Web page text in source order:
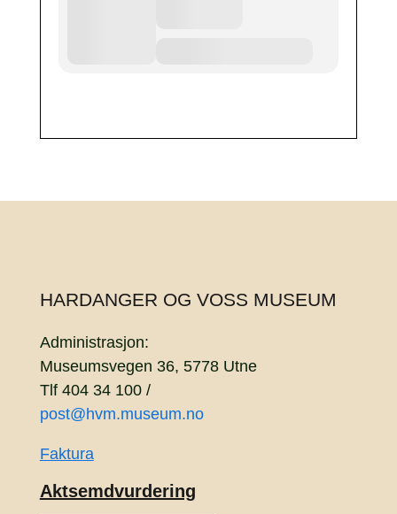
HARDANGER OG VOSS MUSEUM
Administrasjon:
Museumsvegen 36, 5778 Utne
Tlf 404 34 100 /
post@hvm.museum.no
Faktura
Aktsemdvurdering